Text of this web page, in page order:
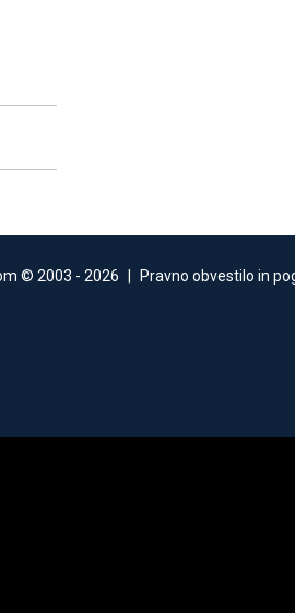
© 2003 - 2026 Pravno obvestilo in